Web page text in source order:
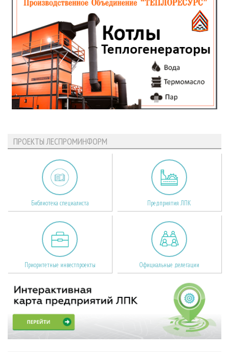
ПРОЕКТЫ ЛЕСПРОМИНФОРМ
Библиотека специалиста Предприятия ЛПК
Приоритетные инвестпроекты Официальные делегации